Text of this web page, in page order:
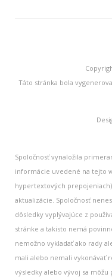
Táto stránka bola
Spoločnosť vynaložila
informácie uvedené na tejto
hypertextových
aktualizácie. Spoločnosť
dôsledky vyplývajúce z
stránke a takisto nemá
nemožno vykladať ako rady
mali alebo nemali vykonávať
výsledky alebo vývoj sa